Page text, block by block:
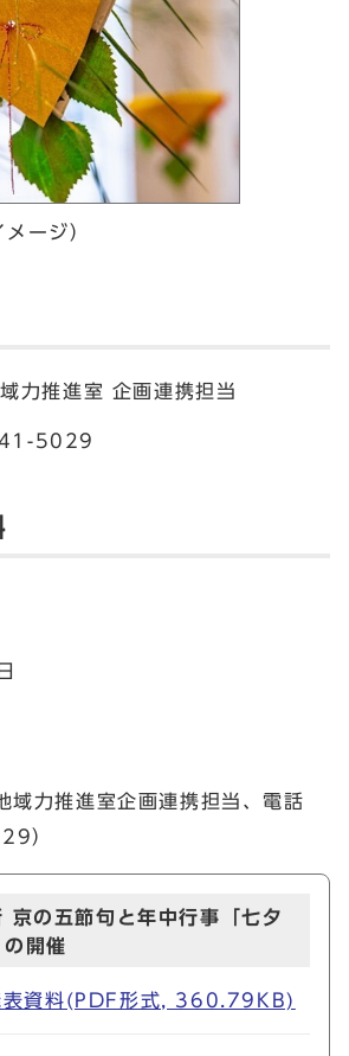
ージ）
力推進室 企画連携担当
5029
域力推進室企画連携担当、電話
）
京の五節句と年中行事「七夕
開催
表資料(PDF形式, 360.79KB)